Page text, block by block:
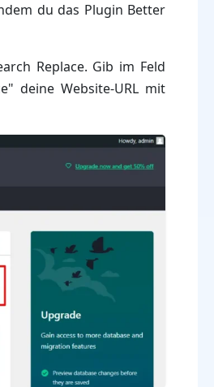
du das Plugin Better
Replace. Gib im Feld
deine Website-URL mit